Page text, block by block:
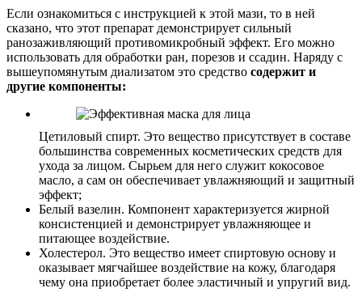
Если ознакомиться с инструкцией к этой мази, то в ней
сказано, что этот препарат демонстрирует сильный
ранозаживляющий противомикробный эффект. Его можно
использовать для обработки ран, порезов и ссадин. Наряду с
вышеупомянутым диализатом это средство содержит и
другие компоненты:
Цетиловый спирт. Это вещество присутствует в составе
большинства современных косметических средств для
ухода за лицом. Сырьем для него служит кокосовое
масло, а сам он обеспечивает увлажняющий и защитный
эффект;
Белый вазелин. Компонент характеризуется жирной
консистенцией и демонстрирует увлажняющее и
питающее воздействие.
Холестерол. Это вещество имеет спиртовую основу и
оказывает мягчайшее воздействие на кожу, благодаря
чему она приобретает более эластичный и упругий вид.